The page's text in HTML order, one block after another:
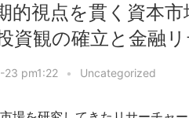
的視点を貫く資本
資観の確立と金融
pm1:22 • Uncategorized